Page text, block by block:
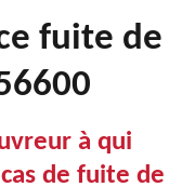
fuite de
à qui
de fuite de